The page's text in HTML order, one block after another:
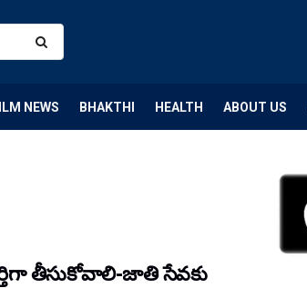
NEWS BHAKTHI HEALTH ABOUT US
తీసుకోవాలి-జాతి సేవకు